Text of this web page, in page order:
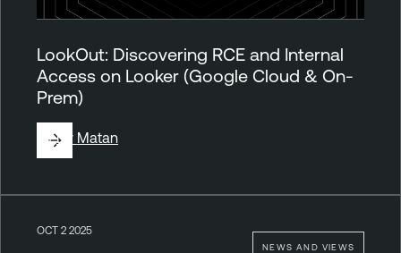
LookOut: Discovering RCE and Internal
Access on Looker (Google Cloud & On-
Prem)
ByLiv Matan
NEWS AND VIEWS
OCT 2 2025